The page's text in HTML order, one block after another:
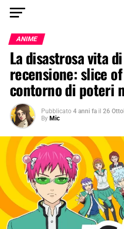
ANIME
La disastrosa vita
recensione: slice
contorno di poteri
Pubblicato 4 anni fa il 26
By Mic